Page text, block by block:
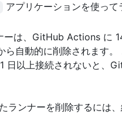
アプリケーションを使っ
ーは、GitHub Actions に
自動的に削除されます。
日以上接続されないと、
ランナーを削除するには